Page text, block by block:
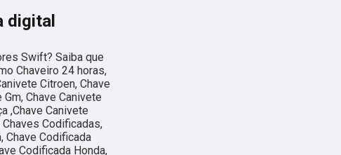
digital
Swift? Saiba que
Chaveiro 24 horas,
Citroen, Chave
Chave Canivete
,Chave Canivete
Chaves Codificadas,
Chave Codificada
Codificada Honda,